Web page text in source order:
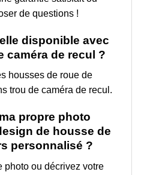
de questions !
disponible avec
caméra de recul ?
housses de roue de
trou de caméra de recul.
propre photo
de housse de
personnalisé ?
photo ou décrivez votre